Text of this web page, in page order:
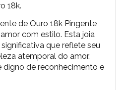
18k.
de Ouro 18k Pingente
com estilo. Esta joia
que reflete seu
atemporal do amor.
digno de reconhecimento e